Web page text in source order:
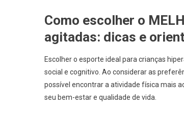
Como escolher o
agitadas: dicas e
Escolher o esporte ideal para crianças
social e cognitivo. Ao considerar as
possível encontrar a atividade física mais
seu bem-estar e qualidade de vida.